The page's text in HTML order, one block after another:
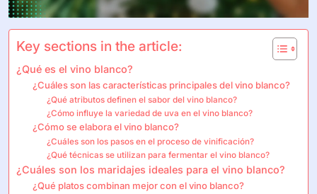
Key sections in the article:
¿Qué es el vino blanco?
¿Cuáles son las características principales del vino blanco?
¿Qué atributos definen el sabor del vino blanco?
¿Cómo influye la variedad de uva en el vino blanco?
¿Cómo se elabora el vino blanco?
¿Cuáles son los pasos en el proceso de vinificación?
¿Qué técnicas se utilizan para fermentar el vino blanco?
¿Cuáles son los maridajes ideales para el vino blanco?
¿Qué platos combinan mejor con el vino blanco?